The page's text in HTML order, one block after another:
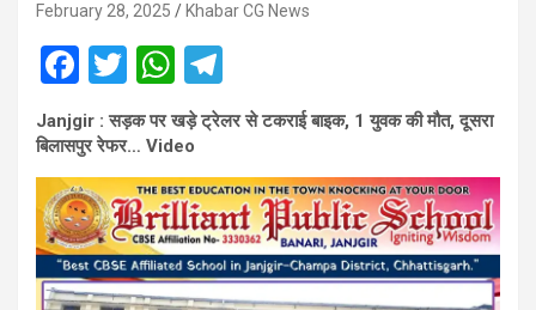
February 28, 2025 Khabar CG News
F
a
ce
b
o
o
k
T
wi
tt
er
W
h
at
s
A
p
p
el
e
gr
a
m
Janjgir : सड़क पर खड़े ट्रेलर से टकराई बाइक, 1 युवक की मौत, दूसरा
बिलासपुर रेफर… Video